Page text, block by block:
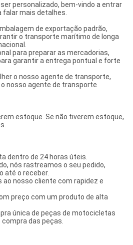
personalizado, bem-vindo a entrar
mais detalhes.
de exportação padrão,
o transporte marítimo de longa
para preparar as mercadorias,
garantir a entrega pontual e forte
o nosso agente de transporte,
nosso agente de transporte
estoque. Se não tiverem estoque,
dentro de 24 horas úteis.
nós rastreamos o seu pedido,
até o receber.
ao nosso cliente com rapidez e
preço com um produto de alta
única de peças de motocicletas
das peças.